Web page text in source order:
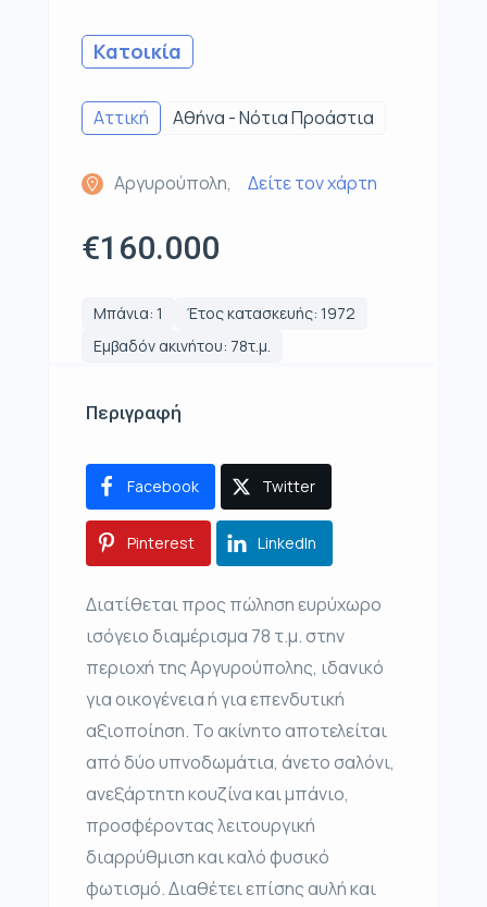
Κατοικία
Αττική Αθήνα - Νότια Προάστια
Αργυρούπολη, Δείτε τον χάρτη
€160.000
Μπάνια: 1
Έτος κατασκευής: 1972
Εμβαδόν ακινήτου: 78τ.μ.
Περιγραφή
Facebook Twitter
Pinterest LinkedIn
Διατίθεται προς πώληση ευρύχωρο
ισόγειο διαμέρισμα 78 τ.μ. στην
περιοχή της Αργυρούπολης, ιδανικό
για οικογένεια ή για επενδυτική
αξιοποίηση. Το ακίνητο αποτελείται
από δύο υπνοδωμάτια, άνετο σαλόνι,
ανεξάρτητη κουζίνα και μπάνιο,
προσφέροντας λειτουργική
διαρρύθμιση και καλό φυσικό
φωτισμό. Διαθέτει επίσης αυλή και